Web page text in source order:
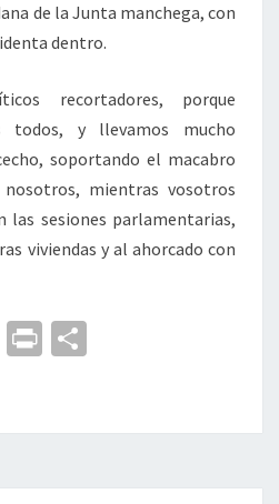
de la Junta manchega, con
dentro.
recortadores, porque
todos, y llevamos mucho
soportando el macabro
mientras vosotros
las sesiones parlamentarias,
viviendas y al ahorcado con
E
Pr
p
ar